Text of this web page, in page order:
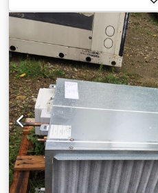
(RO) 2007 -ben gyártott Eco
ipari hűtő, nagy hideg
történő használatra ajánlott.
m3/h, légdobás: 2 x 14 m,
3 ventilátor (450 mm),
legalacsonyabb hőmérséklet: -
alkuképes. A műszaki
esedékesség előtt
sprechen Deutsch. Hablamos
magyarul. Irrtum,
vorbehalten / A hibák,
jogát fenntartjuk / Ne
modificari si vanzare